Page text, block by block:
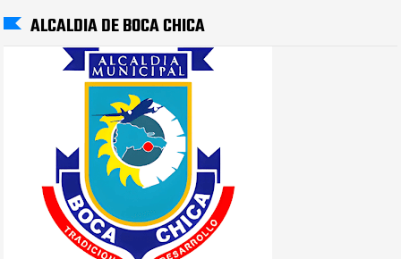
ALCALDIA DE BOCA CHICA